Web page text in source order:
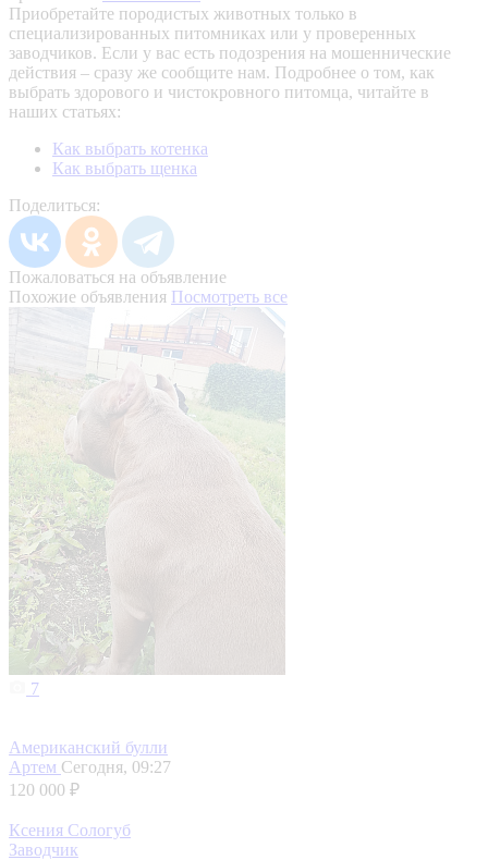
Приобретайте породистых животных только в
специализированных питомниках или у проверенных
заводчиков. Если у вас есть подозрения на мошеннические
действия – сразу же сообщите нам. Подробнее о том, как
выбрать здорового и чистокровного питомца, читайте в
наших статьях:
Как выбрать котенка
Как выбрать щенка
Поделиться:
Пожаловаться на объявление
Похожие объявления Посмотреть все
7
Американский булли
Артем Сегодня, 09:27
120 000 ₽
Ксения Сологуб
Заводчик